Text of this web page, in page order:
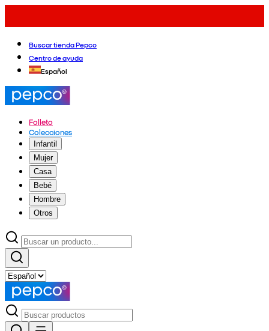
Buscar tienda Pepco
Centro de ayuda
Español
Folleto
Colecciones
Infantil
Mujer
Casa
Bebé
Hombre
Otros